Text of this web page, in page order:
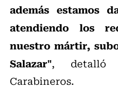
además estamos
atendiendo los
nuestro mártir,
Salazar", detalló
Carabineros.